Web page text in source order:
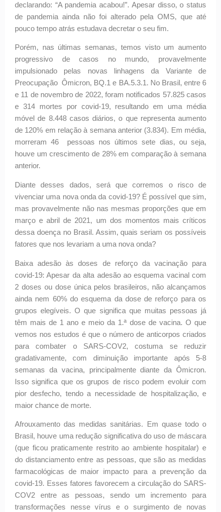
declarando: “A pandemia acabou!”. Apesar disso, o status
de pandemia ainda não foi alterado pela OMS, que até
pouco tempo atrás estudava decretar o seu fim.
Porém, nas últimas semanas, temos visto um aumento
progressivo de casos no mundo, provavelmente
impulsionado pelas novas linhagens da Variante de
Preocupação Ômicron, BQ.1 e BA.5.3.1. No Brasil, entre 6
e 11 de novembro de 2022, foram notificados 57.825 casos
e 314 mortes por covid-19, resultando em uma média
móvel de 8.448 casos diários, o que representa aumento
de 120% em relação à semana anterior (3.834). Em média,
morreram 46 pessoas nos últimos sete dias, ou seja,
houve um crescimento de 28% em comparação à semana
anterior.
Diante desses dados, será que corremos o risco de
vivenciar uma nova onda da covid-19? É possível que sim,
mas provavelmente não nas mesmas proporções que em
março e abril de 2021, um dos momentos mais críticos
dessa doença no Brasil. Assim, quais seriam os possíveis
fatores que nos levariam a uma nova onda?
Baixa adesão às doses de reforço da vacinação para
covid-19: Apesar da alta adesão ao esquema vacinal com
2 doses ou dose única pelos brasileiros, não alcançamos
ainda nem 60% do esquema da dose de reforço para os
grupos elegíveis. O que significa que muitas pessoas já
têm mais de 1 ano e meio da 1.ª dose de vacina. O que
vemos nos estudos é que o número de anticorpos criados
para combater o SARS-COV2, costuma se reduzir
gradativamente, com diminuição importante após 5-8
semanas da vacina, principalmente diante da Ômicron.
Isso significa que os grupos de risco podem evoluir com
pior desfecho, tendo a necessidade de hospitalização, e
maior chance de morte.
Afrouxamento das medidas sanitárias. Em quase todo o
Brasil, houve uma redução significativa do uso de máscara
(que ficou praticamente restrito ao ambiente hospitalar) e
do distanciamento entre as pessoas, que são as medidas
farmacológicas de maior impacto para a prevenção da
covid-19. Esses fatores favorecem a circulação do SARS-
COV2 entre as pessoas, sendo um incremento para
transformações nesse vírus e o surgimento de novas